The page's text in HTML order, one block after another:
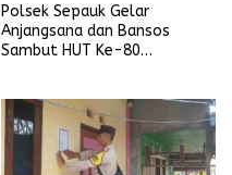
Polsek Sepauk Gelar
Anjangsana dan Bansos
Sambut HUT Ke-80